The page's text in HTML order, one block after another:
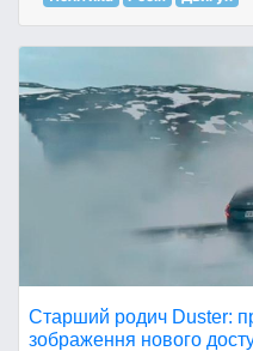
Старший родич Duster:
зображення нового